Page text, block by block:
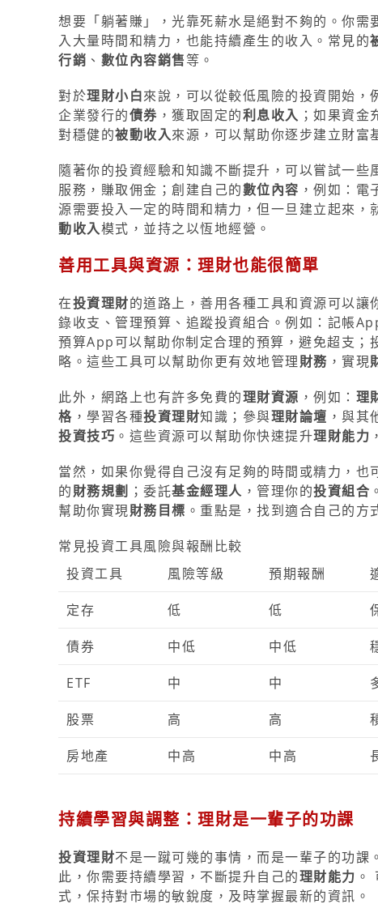
想要「躺著賺」，光靠死薪水是絕對不夠的。你需
入大量時間和精力，也能持續產生的收入。常見的
行銷 、 數位內容銷售等。
對於理財小白來說，可以從較低風險的投資開始，
企業發行的債券 ，獲取固定的利息收入 ；如果資
對穩健的被動收入來源，可以幫助你逐步建立財富
隨著你的投資經驗和知識不斷提升，可以嘗試一些
服務，賺取佣金；創建自己的數位內容 ，例如：
源需要投入一定的時間和精力，但一旦建立起來
動收入模式，並持之以恆地經營。
善用工具與資源：理財也能很簡單
在投資理財的道路上，善用各種工具和資源可以
錄收支、管理預算、追蹤投資組合。例如：記帳
預算App可以幫助你制定合理的預算，避免超支
略。這些工具可以幫助你更有效地管理財務 ，實現
此外，網路上也有許多免費的理財資源 ，例如： 理
格 ，學習各種投資理財知識；參與理財論壇 ，與其
投資技巧 。這些資源可以幫助你快速提升理財能力
當然，如果你覺得自己沒有足夠的時間或精力，也
的財務規劃 ；委託基金經理人 ，管理你的投資組合
幫助你實現財務目標 。重點是，找到適合自己的方
常見投資工具風險與報酬比較
投資工具
風險等級 預期報酬
定存 低 低
債券 中低 中低
ETF 中 中
股票 高 高
房地產 中高 中高
持續學習與調整：理財是一輩子的功課
投資理財不是一蹴可幾的事情，而是一輩子的功課
此，你需要持續學習，不斷提升自己的理財能力 。
式，保持對市場的敏銳度，及時掌握最新的資訊。